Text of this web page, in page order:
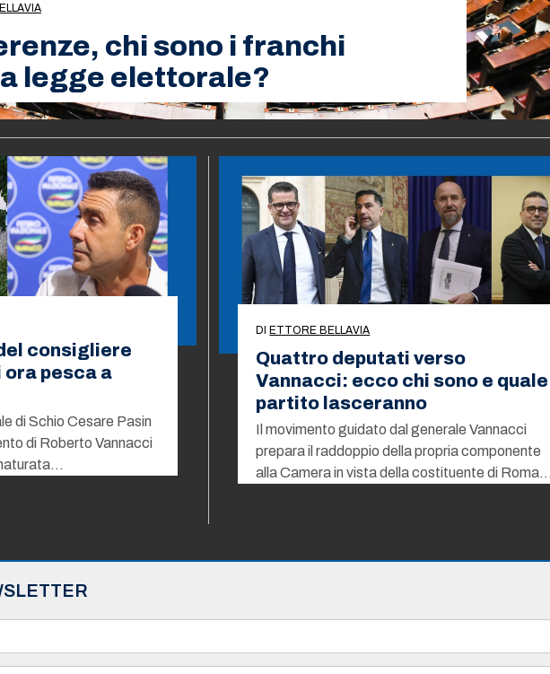
chi sono i franchi
legge elettorale?
consigliere
ora pesca a
di Schio Cesare Pasin
di Roberto Vannacci
DIETTORE BELLAVIA
Quattro deputati verso
Vannacci: ecco chi sono e quale
partito lasceranno
Il movimento guidato dal generale Vannacci
prepara il raddoppio della propria componente
alla Camera in vista della costituente di Roma…